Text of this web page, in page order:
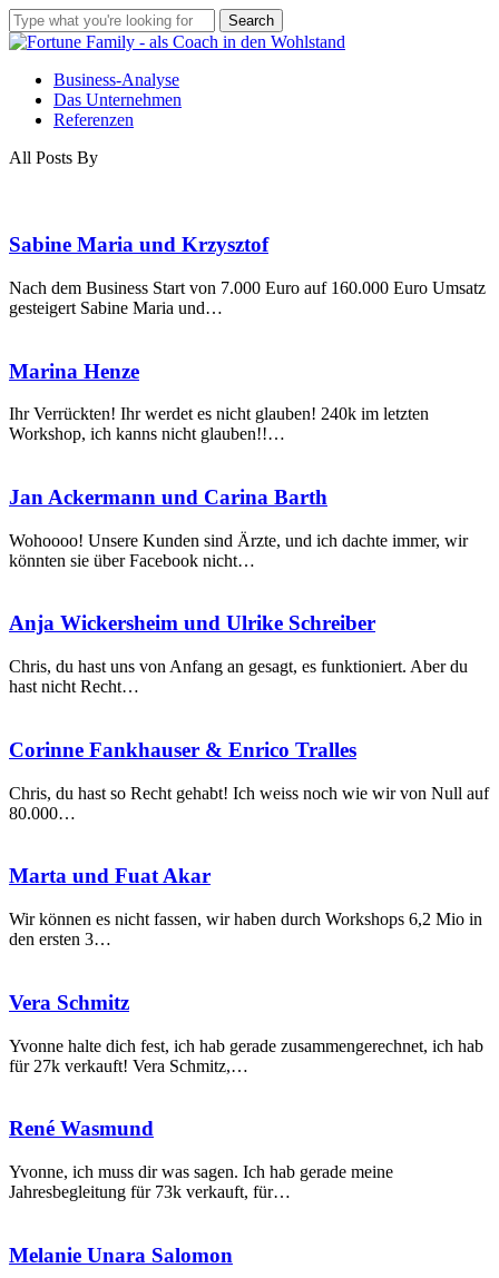
Skip
to
content
Search
Close
Business-Analyse
Das Unternehmen
Referenzen
All Posts By
Sabine
und
Krzysztof
Sabine Maria und Krzysztof
Nach dem Business Start von 7.000 Euro auf 160.000 Euro Umsatz
gesteigert Sabine Maria und…
Marina
Marina Henze
Ihr Verrückten! Ihr werdet es nicht glauben! 240k im letzten
Workshop, ich kanns nicht glauben!!…
Jan
und
Carina
Jan Ackermann und Carina Barth
Wohoooo! Unsere Kunden sind Ärzte, und ich dachte immer, wir
könnten sie über Facebook nicht…
Anja
Wickersheim
und
Ulrike
Anja Wickersheim und Ulrike Schreiber
Chris, du hast uns von Anfang an gesagt, es funktioniert. Aber du
hast nicht Recht…
Corinne
&
Enrico
Corinne Fankhauser & Enrico Tralles
Chris, du hast so Recht gehabt! Ich weiss noch wie wir von Null auf
80.000…
Marta
Fuat
Akar
Marta und Fuat Akar
Wir können es nicht fassen, wir haben durch Workshops 6,2 Mio in
den ersten 3…
Vera
Vera Schmitz
Yvonne halte dich fest, ich hab gerade zusammengerechnet, ich hab
für 27k verkauft! Vera Schmitz,…
René
René Wasmund
Yvonne, ich muss dir was sagen. Ich hab gerade meine
Jahresbegleitung für 73k verkauft, für…
Melanie
Melanie Unara Salomon